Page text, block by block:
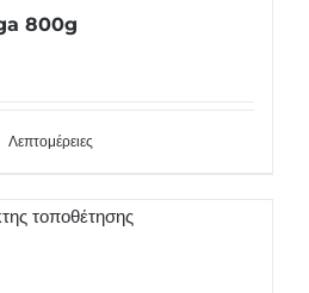
800g
Λεπτομέρειες